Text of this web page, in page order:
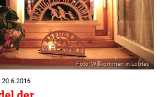
Foto: Willkommen in Löbtau
20.6.2016